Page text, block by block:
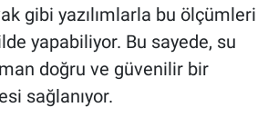
gibi yazılımlarla bu ölçümleri
yapabiliyor. Bu sayede, su
doğru ve güvenilir bir
sağlanıyor.